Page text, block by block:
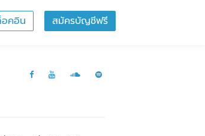
คอิน สมัครบัญชีฟรี